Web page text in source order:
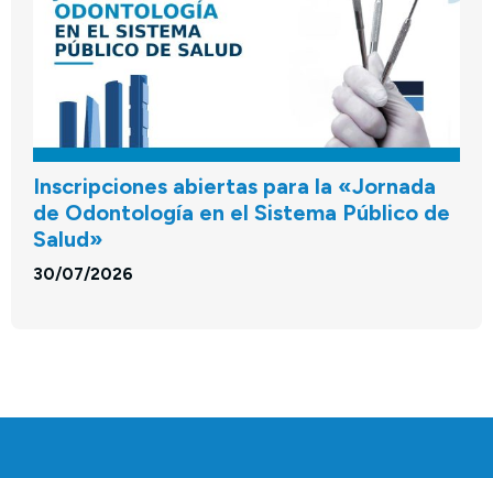
Inscripciones abiertas para la «Jornada
de Odontología en el Sistema Público de
Salud»
30/07/2026